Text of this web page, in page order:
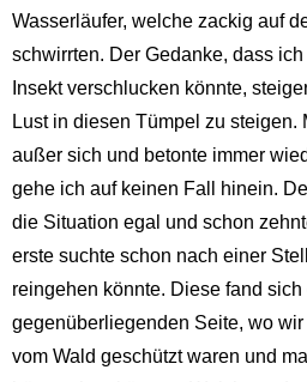
Wasserläufer, welche zackig auf
schwirrten. Der Gedanke, dass
Insekt verschlucken könnte,
Lust in diesen Tümpel zu steigen.
außer sich und betonte immer
gehe ich auf keinen Fall hinein.
die Situation egal und schon
erste suchte schon nach einer
reingehen könnte. Diese fand
gegenüberliegenden Seite, wo
vom Wald geschützt waren und